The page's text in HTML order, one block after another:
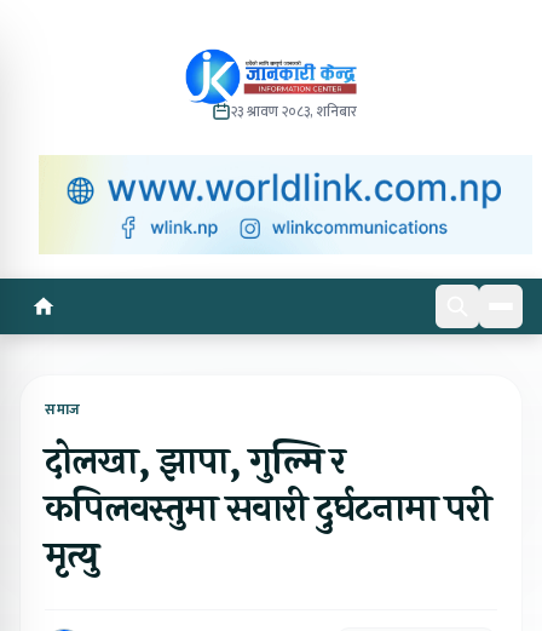
२३ श्रावण २०८३, शनिबार
समाज
दोलखा, झापा, गुल्मि र
कपिलवस्तुमा सवारी दुर्घटनामा परी
मृत्यु